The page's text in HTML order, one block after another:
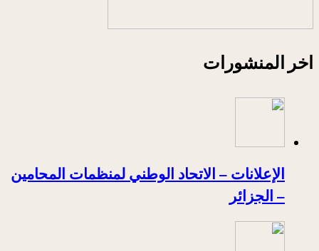
اخر المنشورات
الإعلانات – الاتحاد الوطني لمنظمات المحامين
– الجزائر